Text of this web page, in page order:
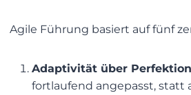
Agile Führung basiert auf fünf
Adaptivität über
fortlaufend angepasst, statt